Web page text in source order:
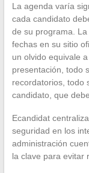
La agenda varía
cada candidato
de su programa.
fechas en su sitio
un olvido equivale
presentación, todo
recordatorios, todo
candidato, que
Ecandidat
seguridad en los
administración
la clave para evitar